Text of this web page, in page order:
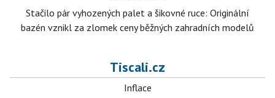
Stačilo pár vyhozených palet a šikovné ruce: Originální
bazén vznikl za zlomek ceny běžných zahradních modelů
Tiscali.cz
Inflace